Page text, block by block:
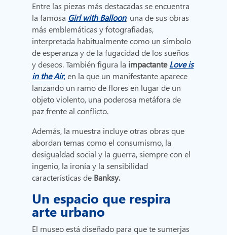
Entre las piezas más destacadas se encuentra
la famosa Girl with Balloon, una de sus obras
más emblemáticas y fotografiadas,
interpretada habitualmente como un símbolo
de esperanza y de la fugacidad de los sueños
y deseos. También figura la impactanteLove is
in the Air,en la que un manifestante aparece
lanzando un ramo de flores en lugar de un
objeto violento, una poderosa metáfora de
paz frente al conflicto.
Además, la muestra incluye otras obras que
abordan temas como el consumismo, la
desigualdad social y la guerra, siempre con el
ingenio, la ironía y la sensibilidad
características de Banksy.
Un espacio que respira
arte urbano
El museo está diseñado para que te sumerjas